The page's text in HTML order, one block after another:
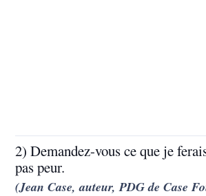
2) Demandez-vous ce que je
pas peur.
(Jean Case, auteur, PDG de Case